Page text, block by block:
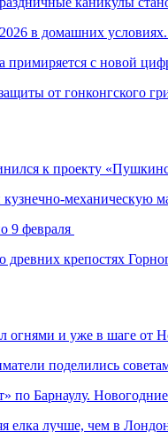
в домашних
примиряется с новой
от гонконгского
к проекту
механическую
9 февраля
древних крепостях
огнями и уже в шаге от
поделились
по Барнаулу.
елка лучше, чем в